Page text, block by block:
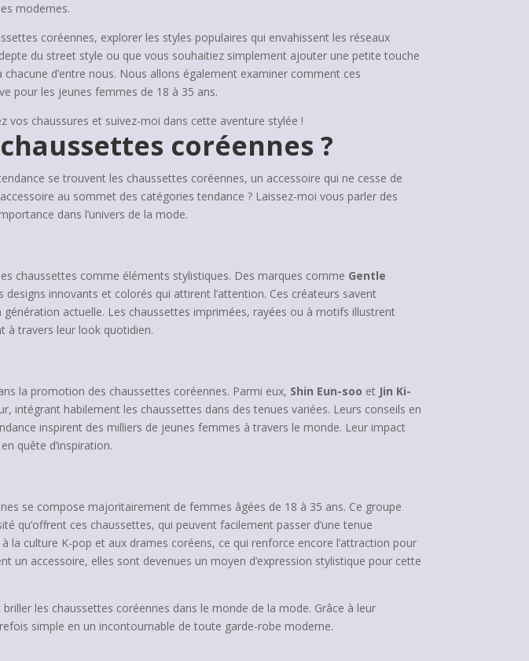
modernes.
coréennes, explorer les styles populaires qui envahissent les réseaux
du street style ou que vous souhaitiez simplement ajouter une petite touche
d’entre nous. Nous allons également examiner comment ces
pour les jeunes femmes de 18 à 35 ans.
vos chaussures et suivez-moi dans cette aventure stylée !
coréennes ?
se trouvent les chaussettes coréennes, un accessoire qui ne cesse de
au sommet des catégories tendance ? Laissez-moi vous parler des
dans l’univers de la mode.
chaussettes comme éléments stylistiques. Des marques comme Gentle
innovants et colorés qui attirent l’attention. Ces créateurs savent
actuelle. Les chaussettes imprimées, rayées ou à motifs illustrent
à travers leur look quotidien.
la promotion des chaussettes coréennes. Parmi eux, Shin Eun-soo et Jin Ki-
habilement les chaussettes dans des tenues variées. Leurs conseils en
inspirent des milliers de jeunes femmes à travers le monde. Leur impact
quête d’inspiration.
se compose majoritairement de femmes âgées de 18 à 35 ans. Ce groupe
qu’offrent ces chaussettes, qui peuvent facilement passer d’une tenue
la culture K-pop et aux drames coréens, ce qui renforce encore l’attraction pour
un accessoire, elles sont devenues un moyen d’expression stylistique pour cette
les chaussettes coréennes dans le monde de la mode. Grâce à leur
simple en un incontournable de toute garde-robe moderne.